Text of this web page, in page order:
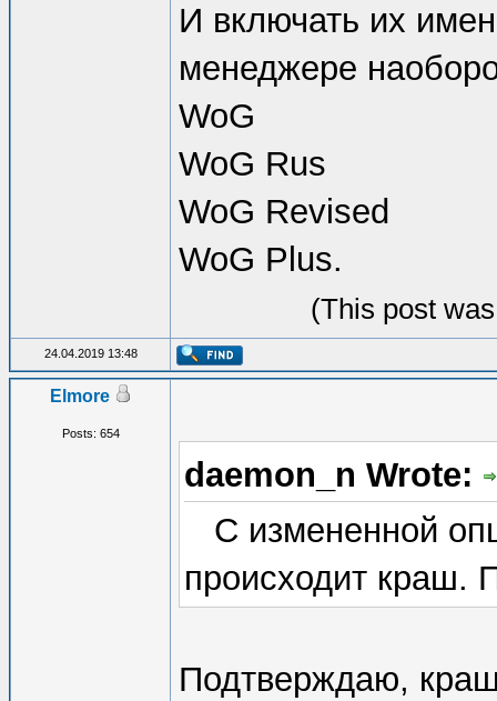
И включать их
менеджере
WoG
WoG Rus
WoG Revised
WoG Plus.
(This post
24.04.2019 13:48
Elmore
Posts: 654
daemon_n Wrote:
С измененной
происходит краш.
Подтверждаю,